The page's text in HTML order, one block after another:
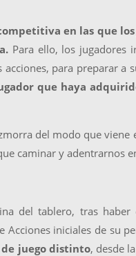
en las que
Para ello, los jugadores
para preparar a
que haya
del modo que viene
caminar y adentrarnos
del tablero, tras
Acciones iniciales de su
juego distinto, desde